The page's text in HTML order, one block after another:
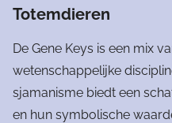
Totemdieren
De Gene Keys is een mix
wetenschappelijke
sjamanisme biedt een
en hun symbolische